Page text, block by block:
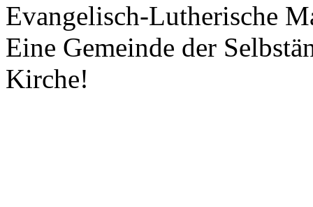
Evangelisch-Lutherische
Eine Gemeinde der
Kirche!